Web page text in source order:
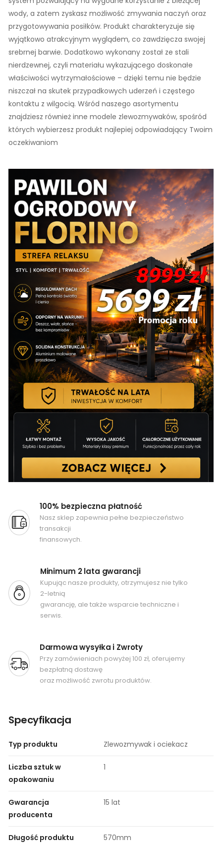
wody, a zatem zyskasz możliwość zmywania naczyń oraz
przygotowywania posiłków. Produkt charakteryzuje się
wyjątkowo atrakcyjnym wyglądem, co zawdzięcza swojej
srebrnej barwie. Dodatkowo wykonany został ze stali
nierdzewnej, czyli materiału wykazującego doskonałe
właściwości wytrzymałościowe – dzięki temu nie będzie
niszczał na skutek przypadkowych uderzeń i częstego
kontaktu z wilgocią. Wśród naszego asortymentu
znajdziesz również inne modele zlewozmywaków, spośród
których wybierzesz produkt najlepiej odpowiadający Twoim
oczekiwaniom
100% bezpieczna płatność
Nasz sklep zapewnia pełne bezpieczeństwo
transakcji
finansowych.
Minimum 2 lata gwarancji
Kupując nasze produkty, otrzymujesz nie tylko
2-letnią
gwarancję, ale także wsparcie techniczne i
serwis.
Darmowa wysyłka i Zwroty
Przy zamówieniach powyżej 100 zł, oferujemy
bezpłatną dostawę
oraz możliwość zwrotu produktów.
Specyfikacja
Typ produktu Zlewozmywak i ociekacz
Liczba sztuk w
opakowaniu
1
Gwarancja
producenta
15 lat​
Długość produktu 570mm